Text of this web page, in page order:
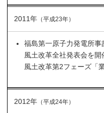
2011年（平成23年）
福島第一原子力発電所事
風土改革全社発表会を開
風土改革第2フェーズ「
2012年（平成24年）